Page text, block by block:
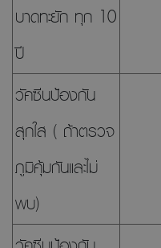
บาดทะยัก ทุก 10
ปี
วัคซีนป้องกัน
สุกใส ( ถ้าตรวจ
ภูมิคุ้มกันและไม่
พบ)